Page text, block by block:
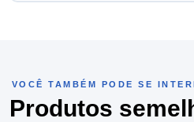
VOCÊ TAMBÉM PODE SE
Produtos